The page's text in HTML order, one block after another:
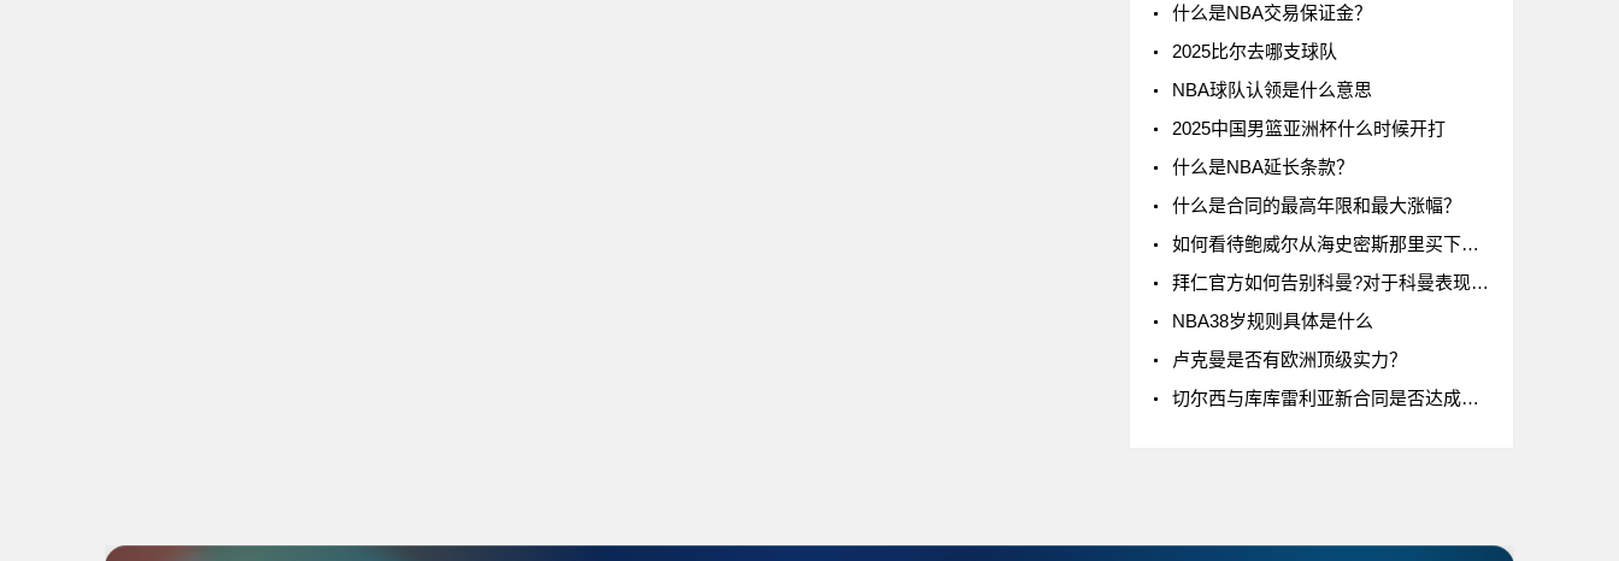
什么是NBA交易保证金？
2025比尔去哪支球队
NBA球队认领是什么意思
2025中国男篮亚洲杯什么时候开打
什么是NBA延长条款？
什么是合同的最高年限和最大涨幅？
如何看待鲍威尔从海史密斯那里买下了24号球衣
拜仁官方如何告别科曼?对于科曼表现如何评价
NBA38岁规则具体是什么
卢克曼是否有欧洲顶级实力？
切尔西与库库雷利亚新合同是否达成一致